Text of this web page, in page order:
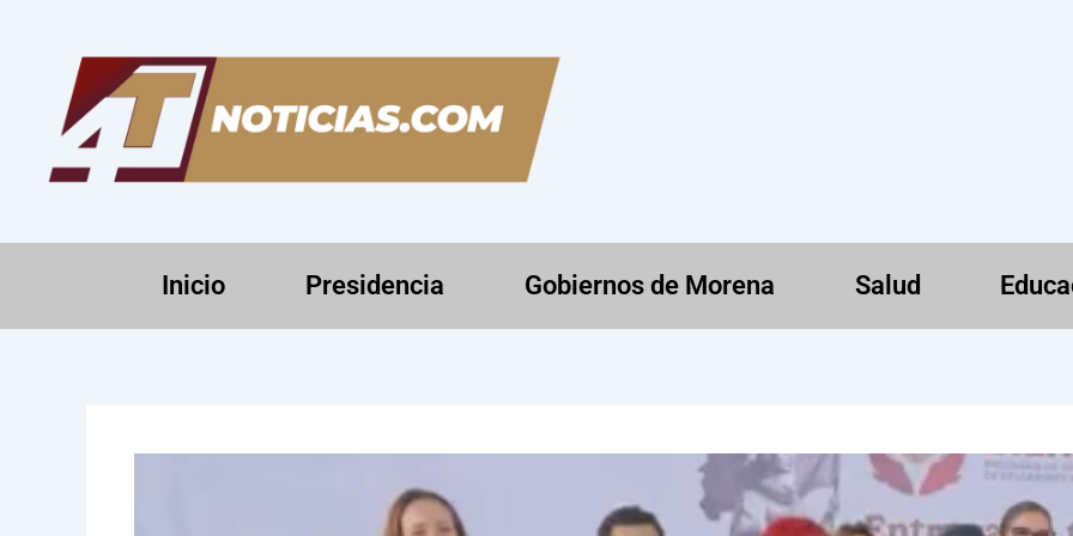
contenido
Inicio Presidencia Gobiernos de Morena Salud